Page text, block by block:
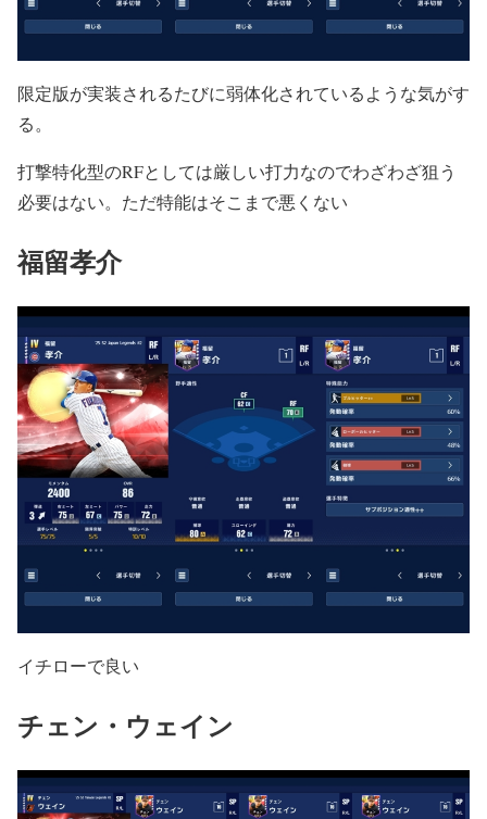
限定版が実装されるたびに弱体化されているような気がす
る。
打撃特化型のRFとしては厳しい打力なのでわざわざ狙う
必要はない。ただ特能はそこまで悪くない
福留孝介
イチローで良い
チェン・ウェイン